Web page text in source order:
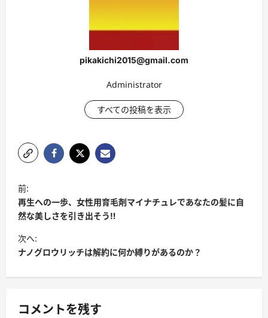
pikakichi2015@gmail.com
Administrator
すべての投稿を表示
投
稿
ナ
ビ
ゲ
ー
ョ
前:
再生への一歩、女性用育毛剤マイナチュレであなたの髪に自
然な美しさを引き出そう‼
次へ:
ナノグロウリッチは解約に何か縛りがあるのか？
コメントを残す